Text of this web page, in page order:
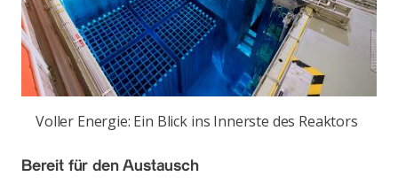
Voller Energie: Ein Blick ins Innerste des Reaktors
Bereit für den Austausch